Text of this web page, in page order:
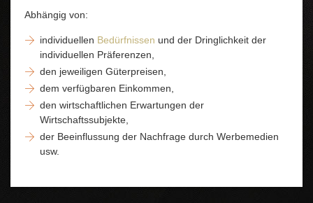
Abhängig von:
individuellen Bedürfnissen und der Dringlichkeit der
individuellen Präferenzen,
den jeweiligen Güterpreisen,
dem verfügbaren Einkommen,
den wirtschaftlichen Erwartungen der
Wirtschaftssubjekte,
der Beeinflussung der Nachfrage durch Werbemedien
usw.